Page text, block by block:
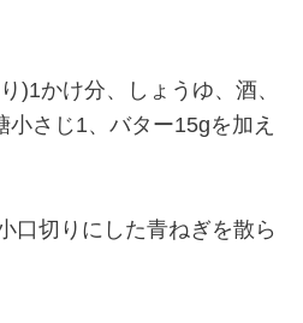
)1かけ分、しょうゆ、酒、
さじ1、バター15gを加え
口切りにした青ねぎを散ら